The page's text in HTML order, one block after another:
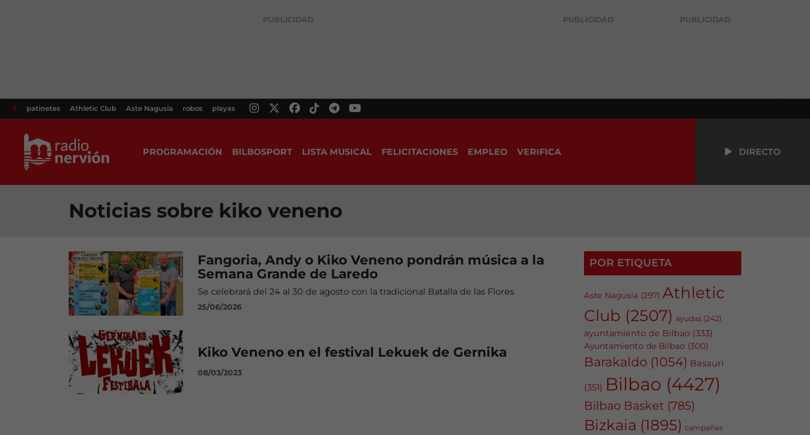
PUBLICIDAD PUBLICIDAD PUBLICIDAD
# patinetes Athletic Club Aste Nagusia robos playas
PROGRAMACIÓN BILBOSPORT LISTA MUSICAL FELICITACIONES EMPLEO VERIFICA DIRECTO
Noticias sobre kiko veneno
Fangoria, Andy o Kiko Veneno pondrán música a la
Semana Grande de Laredo
Se celebrará del 24 al 30 de agosto con la tradicional Batalla de las Flores
25/06/2026
Kiko Veneno en el festival Lekuek de Gernika
08/03/2023
POR ETIQUETA
Aste Nagusia (297) Athletic
Club (2507) ayudas (242)
ayuntamiento de Bilbao (333)
Ayuntamiento de Bilbao (300)
Barakaldo (1054) Basauri
(351) Bilbao (4427)
Bilbao Basket (785)
Bizkaia (1895) campañas